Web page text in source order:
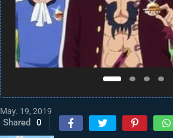
May. 19, 2019
Shared 0